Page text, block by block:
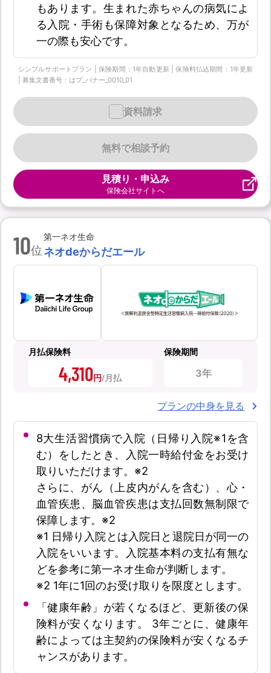
もあります。生まれた赤ちゃんの病気によ
る入院・手術も保障対象となるため、万が
一の際も安心です。
シンプルサポートプラン | 保険期間：1年自動更新 | 保険料払込期間：1年更新
| 募集文書番号：はプ_バナー_0010_01
無料で相談予約
資料請求
見積り・申込み
保険会社サイトへ
10位
第一ネオ生命
ネオdeからだエール
月払保険料
4,310円
保険期間
3年
プランの中身を見る
8大生活習慣病で入院（日帰り入院※1を含
む）をしたとき、入院一時給付金をお受け
取りいただけます。※2
さらに、がん（上皮内がんを含む）、心・
血管疾患、脳血管疾患は支払回数無制限で
保障します。※2
※1 日帰り入院とは入院日と退院日が同一の
入院をいいます。入院基本料の支払有無な
どを参考に第一ネオ生命が判断します。
※2 1年に1回のお受け取りを限度とします。
「健康年齢」が若くなるほど、更新後の保
険料が安くなります。 3年ごとに、健康年
齢によっては主契約の保険料が安くなるチ
ャンスがあります。